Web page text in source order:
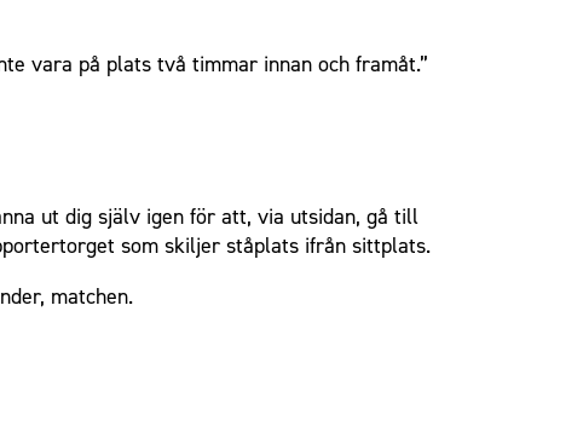
vara på plats två timmar innan och framåt.”
ut dig själv igen för att, via utsidan, gå till
som skiljer ståplats ifrån sittplats.
matchen.